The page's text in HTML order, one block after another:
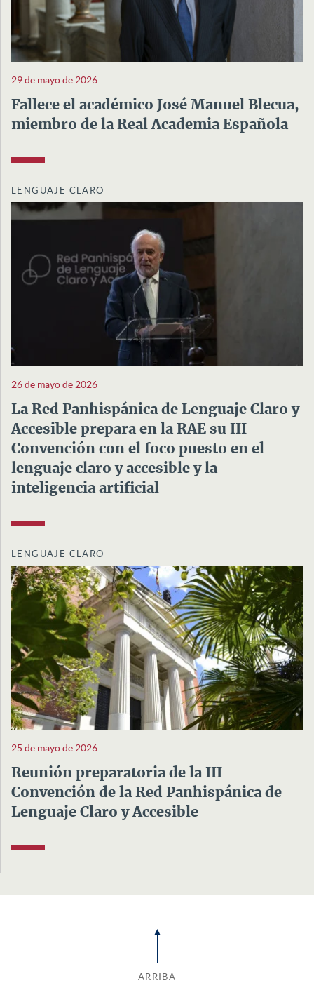
29 de mayo de 2026
Fallece el académico José Manuel Blecua,
miembro de la Real Academia Española
LENGUAJE CLARO
26 de mayo de 2026
La Red Panhispánica de Lenguaje Claro y
Accesible prepara en la RAE su III
Convención con el foco puesto en el
lenguaje claro y accesible y la
inteligencia artificial
LENGUAJE CLARO
25 de mayo de 2026
Reunión preparatoria de la III
Convención de la Red Panhispánica de
Lenguaje Claro y Accesible
ARRIBA